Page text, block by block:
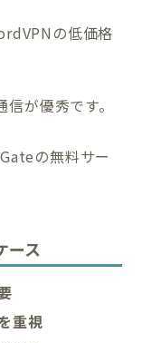
の低価格
が優秀です。
の無料サー
ース
重視